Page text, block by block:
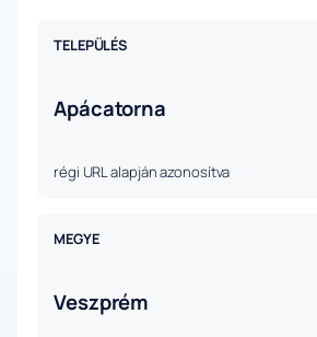
TELEPÜLÉS
Apácatorna
régi URL alapján azonosítva
MEGYE
Veszprém